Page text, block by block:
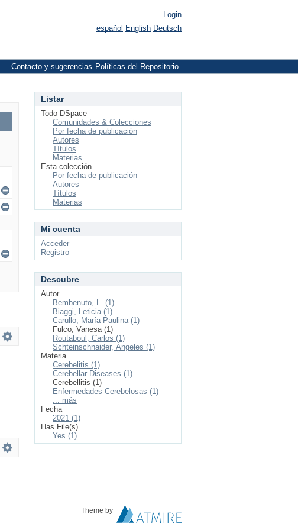
Login
español English Deutsch
Políticas del Repositorio
Contacto y sugerencias
Listar
Todo DSpace
Comunidades & Colecciones
Por fecha de publicación
Autores
Títulos
Materias
Esta colección
Por fecha de publicación
Autores
Títulos
Materias
Mi cuenta
Acceder
Registro
Descubre
Autor
Bembenuto, L. (1)
Biaggi, Leticia (1)
Carullo, María Paulina (1)
Fulco, Vanesa (1)
Routaboul, Carlos (1)
Schteinschnaider, Ángeles (1)
Materia
Cerebelitis (1)
Cerebellar Diseases (1)
Cerebellitis (1)
Enfermedades Cerebelosas (1)
... más
Fecha
2021 (1)
Has File(s)
Yes (1)
Theme by